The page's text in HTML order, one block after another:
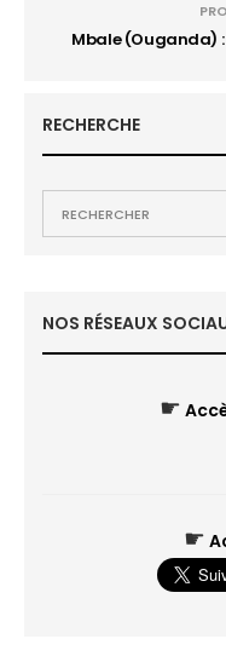
Mbale (Ouganda)
RECHERCHE
NOS RÉSEAUX
☛
☛